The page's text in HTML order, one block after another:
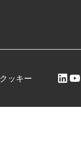
クッキー